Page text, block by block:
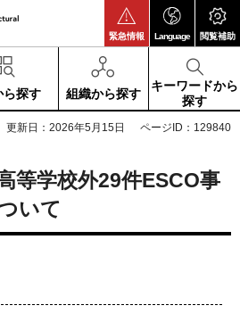
緊急情報 Language 閲覧補助
ら探す 組織から探す
キーワードから
探す
更新日：2026年5月15日 ページID：129840
等学校外29件ESCO事
いて